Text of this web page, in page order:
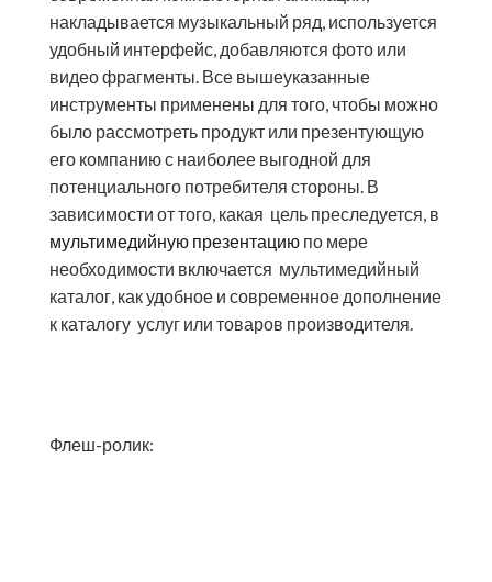
накладывается музыкальный ряд, используется
удобный интерфейс, добавляются фото или
видео фрагменты. Все вышеуказанные
инструменты применены для того, чтобы можно
было рассмотреть продукт или презентующую
его компанию с наиболее выгодной для
потенциального потребителя стороны. В
зависимости от того, какая цель преследуется, в
мультимедийную презентациюпо мере
необходимости включается мультимедийный
каталог, как удобное и современное дополнение
к каталогу услуг или товаров производителя.
Флеш-ролик: